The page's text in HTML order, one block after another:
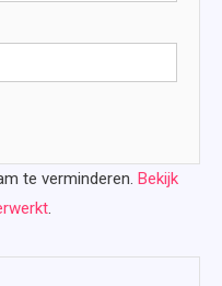
te verminderen. Bekijk
.